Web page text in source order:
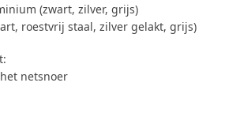
(zwart, zilver, grijs)
roestvrij staal, zilver gelakt, grijs)
netsnoer